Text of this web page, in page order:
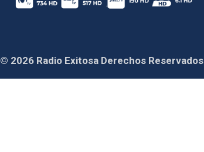
© 2026 Radio Exitosa Derechos Reservados